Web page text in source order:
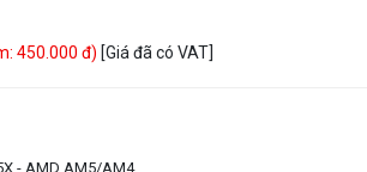
450.000 đ) [Giá đã có VAT]
- AMD AM5/AM4